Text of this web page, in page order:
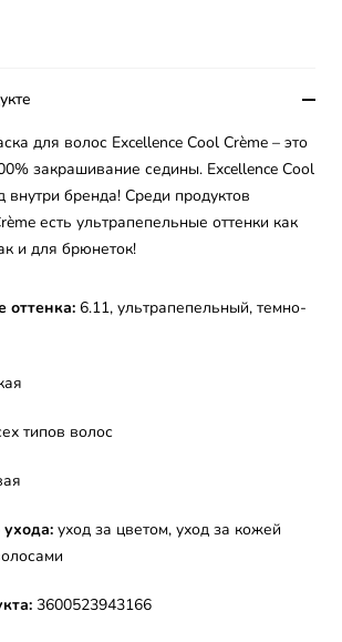
для волос Excellence Cool Crème – это
закрашивание седины. Excellence Cool
внутри бренда! Среди продуктов
есть ультрапепельные оттенки как
и для брюнеток!
оттенка: 6.11, ультрапепельный, темно-
типов волос
ухода: уход за цветом, уход за кожей
3600523943166